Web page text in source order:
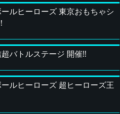
ルヒーローズ 東京おもちゃシ
バトルステージ 開催!!
ルヒーローズ 超ヒーローズ王